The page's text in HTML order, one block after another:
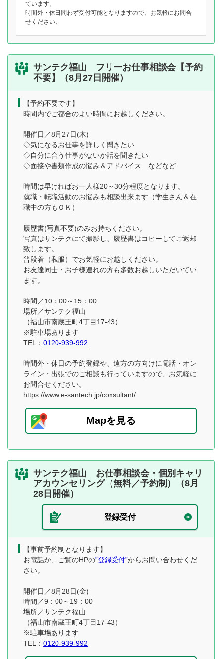
ています。
時間外・休日問わず受付可能となりますので、お気軽にお問合
せください。
サンテク福山 フリーお仕事相談会【予約
不要】（8月27日開催）
【予約不要です】
時間内でご都合のよい時間にお越しください。
開催日／8月27日(木)
◇気になるお仕事を詳しく聞きたい
◇自分に合う仕事がないか話を聞きたい
◇面接や書類作成の悩み＆アドバイス などなど
時間は早ければお一人様20～30分程度となります。
就職・転職活動のお悩みも相談出来ます（学生さん＆在
職中の方もＯＫ）
履歴書(写真不要)のみお持ちください。
写真はサンテクにて撮影し、履歴書はコピーしてご返却
致します。
普段着（私服）でお気軽にお越しください。
お友達同士・お子様連れの方も多数お越しいただいてい
ます。
時間／10：00～15：00
場所／サンテク福山
（福山市南蔵王町4丁目17-43）
※駐車場あります
TEL： 0120-939-992
時間外・休日の予約登録や、遠方の方向けに電話・オン
ライン・出張でのご相談も行っていますので、お気軽に
お問合せください。
https://www.e-santech.jp/consultant/
Mapを見る
サンテク福山 お仕事相談会・個別キャリ
アカウンセリング（無料／予約制）（8月
28日開催）
登録受付
【事前予約制となります】
お電話か、ご覧のHPの”登録受付”からお問い合わせくだ
さい。
開催日／8月28日(金)
時間／9：00～19：00
場所／サンテク福山
（福山市南蔵王町4丁目17-43）
※駐車場あります
TEL： 0120-939-992